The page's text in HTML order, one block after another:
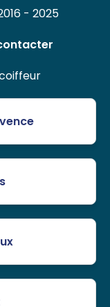
- 2025